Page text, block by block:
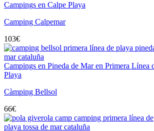
Campings en Calpe Playa
Camping Calpemar
103€
Campings en Pineda de Mar en Primera Línea
Playa
Càmping Bellsol
66€